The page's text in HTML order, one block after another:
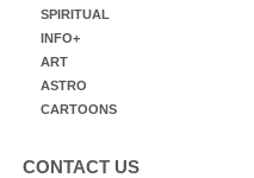
SPIRITUAL
INFO+
ART
ASTRO
CARTOONS
CONTACT US